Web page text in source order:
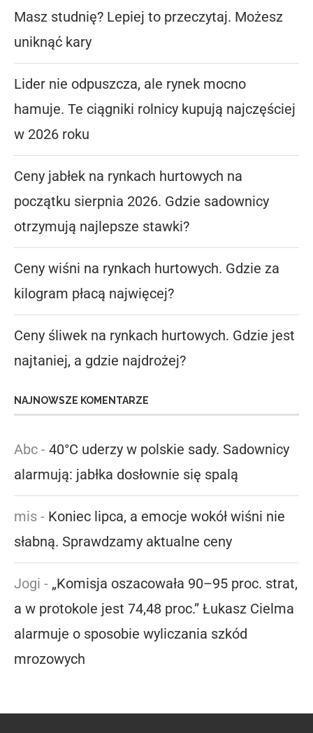
Masz studnię? Lepiej to przeczytaj. Możesz
uniknąć kary
Lider nie odpuszcza, ale rynek mocno
hamuje. Te ciągniki rolnicy kupują najczęściej
w 2026 roku
Ceny jabłek na rynkach hurtowych na
początku sierpnia 2026. Gdzie sadownicy
otrzymują najlepsze stawki?
Ceny wiśni na rynkach hurtowych. Gdzie za
kilogram płacą najwięcej?
Ceny śliwek na rynkach hurtowych. Gdzie jest
najtaniej, a gdzie najdrożej?
NAJNOWSZE KOMENTARZE
Abc - 40°C uderzy w polskie sady. Sadownicy
alarmują: jabłka dosłownie się spalą
mis - Koniec lipca, a emocje wokół wiśni nie
słabną. Sprawdzamy aktualne ceny
Jogi - „Komisja oszacowała 90–95 proc. strat,
a w protokole jest 74,48 proc.” Łukasz Cielma
alarmuje o sposobie wyliczania szkód
mrozowych